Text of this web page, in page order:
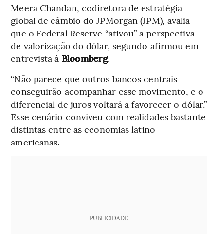
Meera Chandan, codiretora de estratégia
global de câmbio do JPMorgan (JPM), avalia
que o Federal Reserve “ativou” a perspectiva
de valorização do dólar, segundo afirmou em
entrevista à Bloomberg.
“Não parece que outros bancos centrais
conseguirão acompanhar esse movimento, e o
diferencial de juros voltará a favorecer o dólar.”
Esse cenário conviveu com realidades bastante
distintas entre as economias latino-
americanas.
PUBLICIDADE